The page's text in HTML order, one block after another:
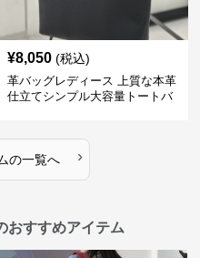
¥8,050 (税込)
革バッグレディース 上質な本革
仕立てシンプル大容量トートバ
の一覧へ ›
おすすめアイテム